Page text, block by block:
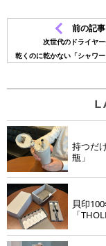
前の記事
次世代のドライヤ
乾くのに乾かない「シャワー
持つだ
瓶」
貝印
「